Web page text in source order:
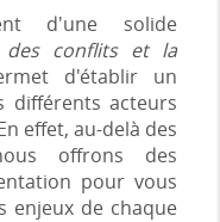
d'une solide
des conflits et la
d'établir un
différents acteurs
effet, au-delà des
offrons des
pour vous
enjeux de chaque